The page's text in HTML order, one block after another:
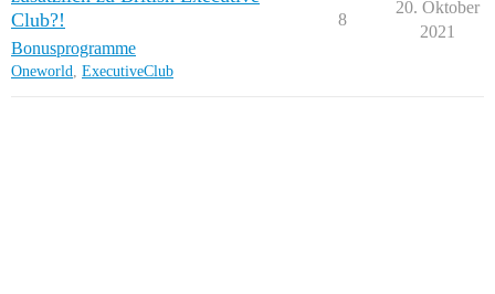
Club?!
Bonusprogramme
Oneworld, ExecutiveClub
8
20. Oktober
2021